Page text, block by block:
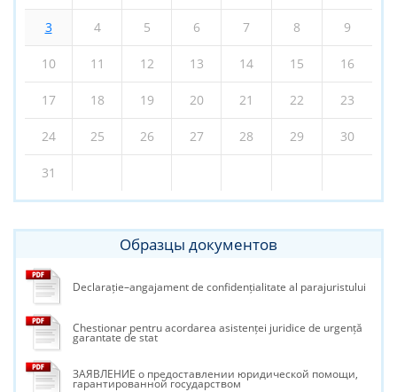
3 4 5 6 7 8 9
10 11 12 13 14 15 16
17 18 19 20 21 22 23
24 25 26 27 28 29 30
31
Образцы документов
Declarație–angajament de confidențialitate al parajuristului
Chestionar pentru acordarea asistenței juridice de urgență
garantate de stat
ЗАЯВЛЕНИЕ о предоставлении юридической помощи,
гарантированной государством